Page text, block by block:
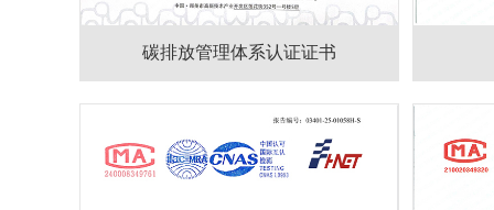
碳排放管理体系认证证书